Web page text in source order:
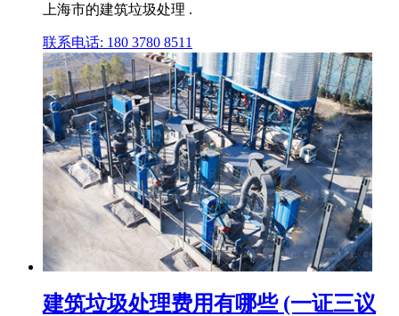
上海市的建筑垃圾处理 .
联系电话: 180 3780 8511
建筑垃圾处理费用有哪些 (一证三议